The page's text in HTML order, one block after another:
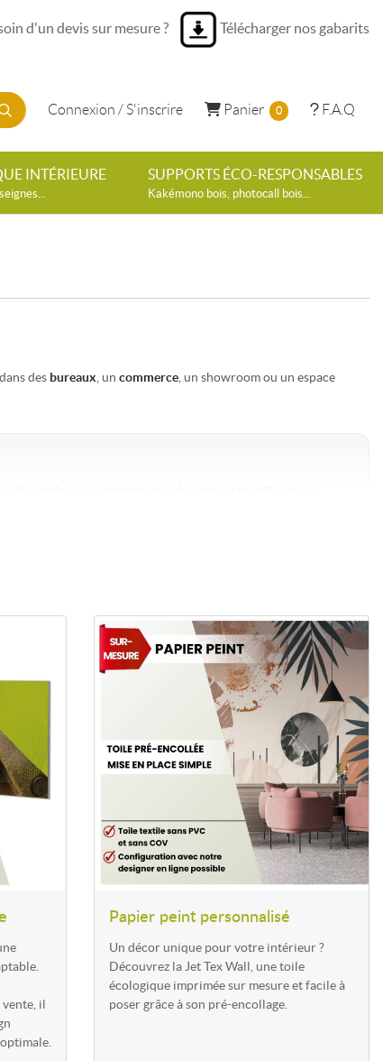
d'un devis sur mesure ? Télécharger nos gabarits
Connexion / S'inscrire Panier
Panier 0 F.A.Q
F.A.Q
INTÉRIEURE SUPPORTS ÉCO-RESPONSABLES
Kakémono bois, photocall bois...
des bureaux , un commerce , un showroom ou un espace
des solutions simples et efficaces pour communiquer ou
parfaitement aux points de vente, halls d'accueil et
totalement un espace en créant une immersion visuelle forte.
projets de décoration intérieure, showrooms, hôtels ou
il
Papier peint personnalisé
Un décor unique pour votre intérieur ?
Découvrez la Jet Tex Wall, une toile
écologique imprimée sur mesure et facile à
poser grâce à son pré-encollage.
Commander Papier peint personnalisé